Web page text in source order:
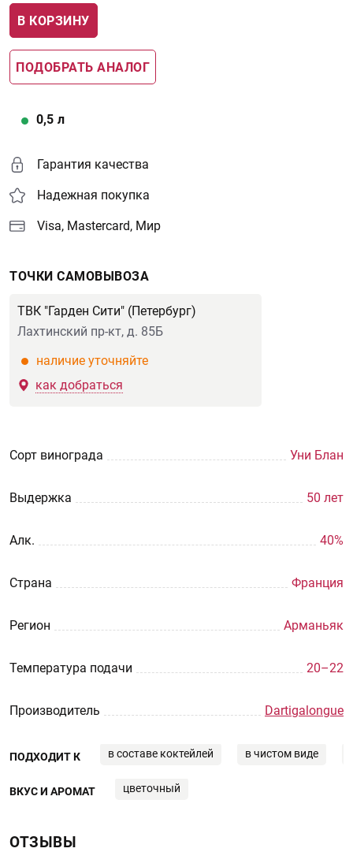
В КОРЗИНУ
ПОДОБРАТЬ АНАЛОГ
0,5 л
Гарантия качества
Надежная покупка
Visa, Mastercard, Мир
ТОЧКИ САМОВЫВОЗА
ТВК "Гарден Сити" (Петербург)
Лахтинский пр-кт, д. 85Б
наличие уточняйте
как добраться
Сорт винограда Уни Блан
Выдержка 50 лет
Aлк. 40%
Страна Франция
Регион Арманьяк
Температура подачи 20–22
Производитель Dartigalongue
ПОДХОДИТ К в составе коктейлей в чистом виде
ВКУС И АРОМАТ цветочный
ОТЗЫВЫ